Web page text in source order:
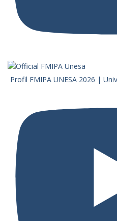
Profil FMIPA UNESA 2026 |